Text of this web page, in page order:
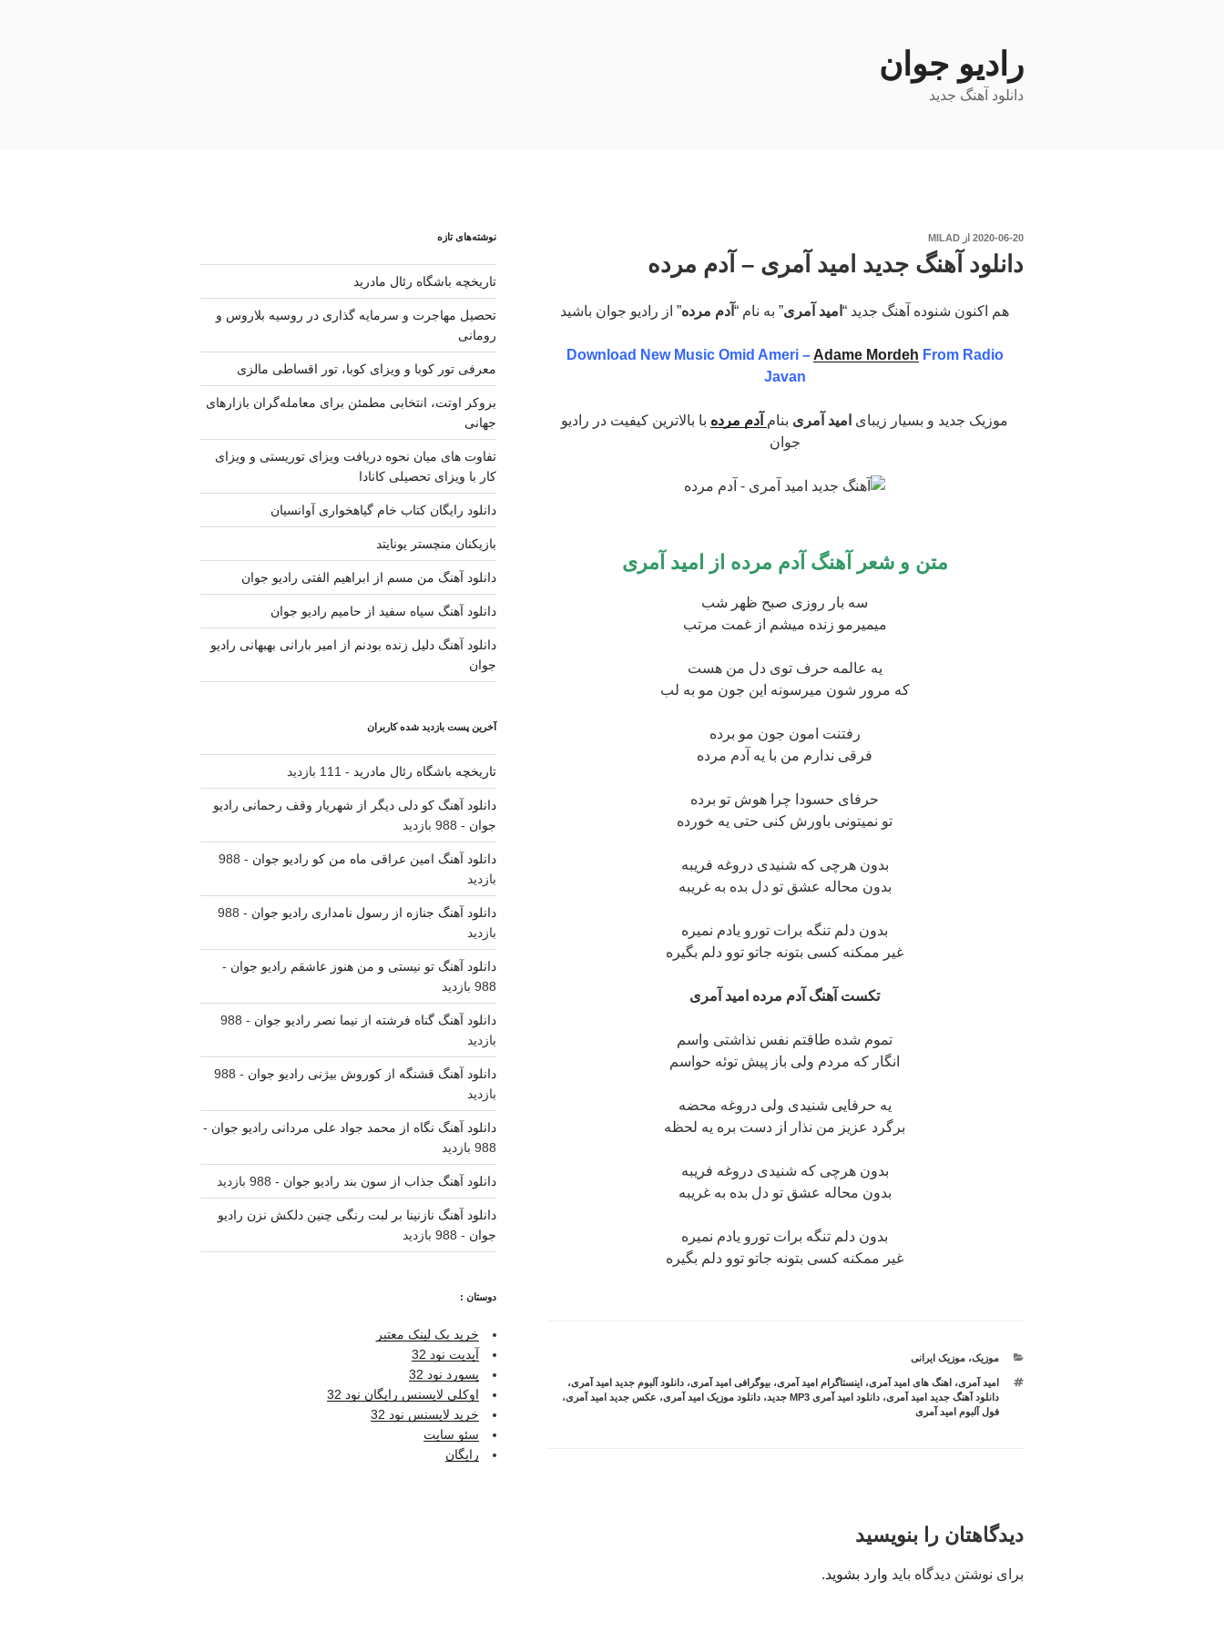
رادیو جوان
دانلود آهنگ جدید
نوشته‌شده
2020-06-20 از MILAD
دانلود آهنگ جدید امید آمری – آدم مرده
هم اکنون شنوده آهنگ جدید “امید آمری” به نام “آدم مرده” از رادیو جوان باشید
Download New Music Omid Ameri – Adame Mordeh From Radio
Javan
موزیک جدید و بسیار زیبای امید آمری بنام آدم مرده با بالاترین کیفیت در رادیو
جوان
متن و شعر آهنگ آدم مرده از امید آمری
سه بار روزی صبح ظهر شب
میمیرمو زنده میشم از غمت مرتب
یه عالمه حرف توی دل من هست
که مرور شون میرسونه این جون مو به لب
رفتنت امون جون مو برده
فرقی ندارم من با یه آدم مرده
حرفای حسودا چرا هوش تو برده
تو نمیتونی باورش کنی حتی یه خورده
بدون هرچی که شنیدی دروغه فریبه
بدون محاله عشق تو دل بده به غریبه
بدون دلم تنگه برات تورو یادم نمیره
غیر ممکنه کسی بتونه جاتو توو دلم بگیره
تکست آهنگ آدم مرده امید آمری
تموم شده طاقتم نفس نذاشتی واسم
انگار که مردم ولی باز پیش توئه حواسم
یه حرفایی شنیدی ولی دروغه محضه
برگرد عزیز من نذار از دست بره یه لحظه
بدون هرچی که شنیدی دروغه فریبه
بدون محاله عشق تو دل بده به غریبه
بدون دلم تنگه برات تورو یادم نمیره
غیر ممکنه کسی بتونه جاتو توو دلم بگیره
دسته‌ها
موزیک،موزیک ایرانی
برچسب‌ها
امید آمری، اهنگ های امید آمری، اینستاگرام امید آمری،بیوگرافی امید آمری،دانلود آلبوم جدید امید آمری،
دانلود آهنگ جدید امید آمری،دانلود امید آمری MP3 جدید ،دانلود موزیک امید آمری، عکس جدید امید آمری،
فول آلبوم امید آمری
دیدگاهتان را بنویسید
برای نوشتن دیدگاه باید وارد بشوید.
نوشته‌های تازه
تاریخچه باشگاه رئال مادرید
تحصیل مهاجرت و سرمایه گذاری در روسیه بلاروس و
رومانی
معرفی تور کوبا و ویزای کوبا، تور اقساطی مالزی
بروکر اوتت، انتخابی مطمئن برای معامله‌گران بازارهای
جهانی
تفاوت های میان نحوه دریافت ویزای توریستی و ویزای
کار با ویزای تحصیلی کانادا
دانلود رایگان کتاب خام گیاهخواری آوانسیان
بازیکنان منچستر یونایتد
دانلود آهنگ من مسم از ابراهیم الفتی رادیو جوان
دانلود آهنگ سیاه سفید از حامیم رادیو جوان
دانلود آهنگ دلیل زنده بودنم از امیر بارانی بهبهانی رادیو
جوان
آخرین پست بازدید شده کاربران
تاریخچه باشگاه رئال مادرید - 111 بازدید
دانلود آهنگ کو دلی دیگر از شهریار وقف رحمانی رادیو
جوان - 988 بازدید
دانلود آهنگ امین عراقی ماه من کو رادیو جوان
- 988
بازدید
دانلود آهنگ جنازه از رسول نامداری رادیو جوان
- 988
بازدید
دانلود آهنگ تو نیستی و من هنوز عاشقم رادیو جوان -
988 بازدید
دانلود آهنگ گناه فرشته از نیما نصر رادیو جوان
- 988
بازدید
دانلود آهنگ قشنگه از کوروش بیژنی رادیو جوان
- 988
بازدید
دانلود آهنگ نگاه از محمد جواد علی مردانی رادیو جوان -
988 بازدید
دانلود آهنگ جذاب از سون بند رادیو جوان - 988 بازدید
دانلود آهنگ نازنینا بر لبت رنگی چنین دلکش نزن رادیو
جوان - 988 بازدید
دوستان :
خرید بک لینک معتبر
آپدیت نود 32
پسورد نود 32
اوکلی لایسنس رایگان نود 32
خرید لایسنس نود 32
سئو سایت
رایگان